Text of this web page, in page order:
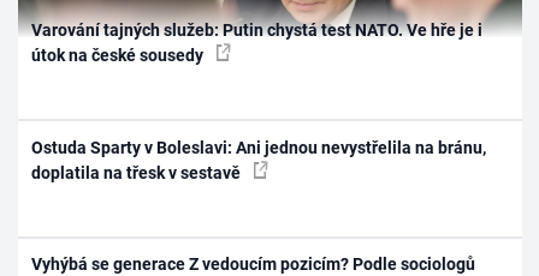
Varování tajných služeb: Putin chystá test NATO. Ve hře je i
útok na české sousedy
Ostuda Sparty v Boleslavi: Ani jednou nevystřelila na bránu,
doplatila na třesk v sestavě
Vyhýbá se generace Z vedoucím pozicím? Podle sociologů